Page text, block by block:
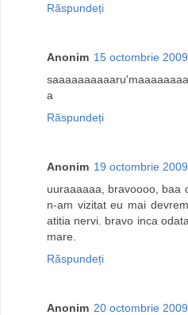
Răspundeți
Anonim 15 octombrie
a
Răspundeți
Anonim 19 octombrie
uuraaaaaa, bravoooo, baa
n-am vizitat eu mai
atitia nervi. bravo inca
mare.
Răspundeți
Anonim 20 octombrie